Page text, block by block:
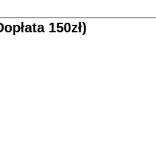
150zł)